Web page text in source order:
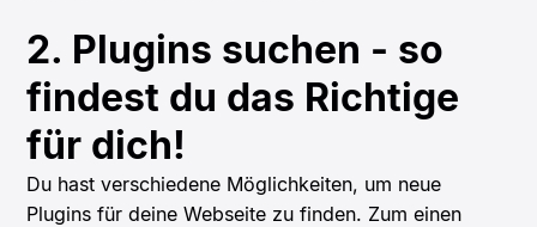
2. Plugins suchen - so
findest du das Richtige
für dich!
Du hast verschiedene Möglichkeiten, um neue
Plugins für deine Webseite zu finden. Zum einen